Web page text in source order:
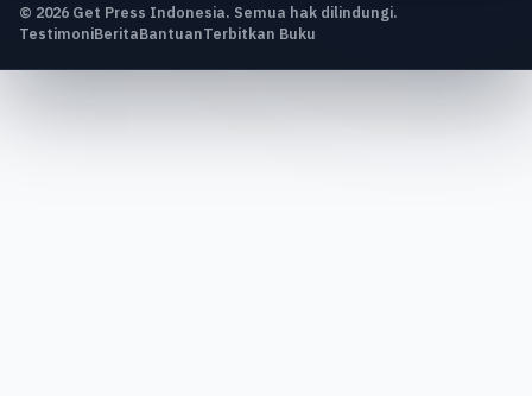
© 2026 Get Press Indonesia. Semua hak dilindungi.
TestimoniBeritaBantuanTerbitkan Buku